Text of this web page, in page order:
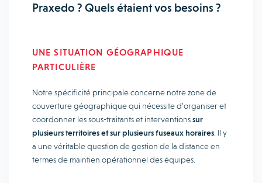
Praxedo ? Quels étaient vos besoins ?
UNE SITUATION GÉOGRAPHIQUE
PARTICULIÈRE
Notre spécificité principale concerne notre zone de
couverture géographique qui nécessite d’organiser et
coordonner les sous-traitants et interventionssur
plusieurs territoires et sur plusieurs fuseaux horaires. Il y
a une véritable question de gestion de la distance en
termes de maintien opérationnel des équipes.